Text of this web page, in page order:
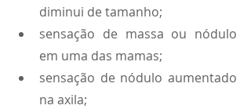
diminui de tamanho;
sensação de massa ou nódulo
em uma das mamas;
sensação de nódulo aumentado
na axila;